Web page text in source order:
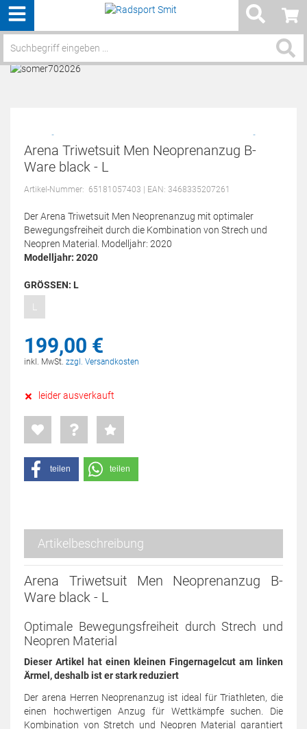
Menü
Service / Hilfe
Arena Triwetsuit Men Neoprenanzug B-
Ware black - L
Artikel-Nummer: 65181057403 | EAN: 3468335207261
Der Arena Triwetsuit Men Neoprenanzug mit optimaler
Bewegungsfreiheit durch die Kombination von Strech und
Neopren Material. Modelljahr: 2020
Modelljahr: 2020
GRÖSSEN: L
199,00 €
inkl. MwSt. zzgl. Versandkosten
leider ausverkauft
teilen teilen
Artikelbeschreibung
Arena Triwetsuit Men Neoprenanzug B-
Ware black - L
Optimale Bewegungsfreiheit durch Strech und
Neopren Material
Dieser Artikel hat einen kleinen Fingernagelcut am linken
Ärmel, deshalb ist er stark reduziert
Der arena Herren Neoprenanzug ist ideal für Triathleten, die
einen hochwertigen Anzug für Wettkämpfe suchen. Die
Kombination von Stretch und Neopren Material garantiert